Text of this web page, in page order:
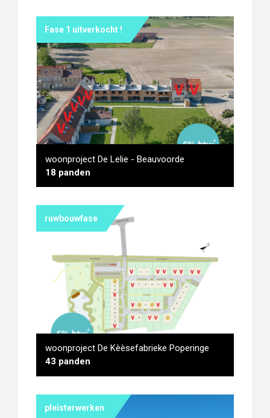
nieuwbouwwoningen Reningelst
Fase 1 uitverkocht !
woonproject De Lelie - Beauvoorde
18 panden
woonproject De Lelie -
Beauvoorde
ruwbouwfase
woonproject De Kèèsefabrieke Poperinge
43 panden
pleisterwerken